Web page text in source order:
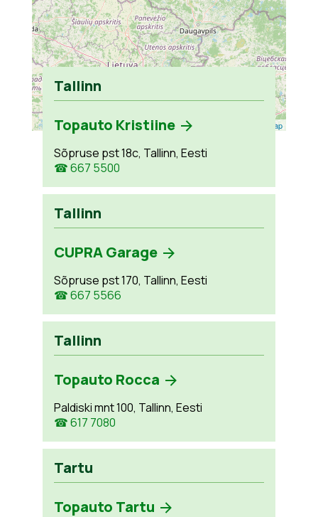
Leaflet OpenStreetMap
Tallinn
Topauto Kristiine
Sõpruse pst 18c, Tallinn, Eesti
☎ 667 5500
Tallinn
CUPRA Garage
Sõpruse pst 170, Tallinn, Eesti
☎ 667 5566
Tallinn
Topauto Rocca
Paldiski mnt 100, Tallinn, Eesti
☎ 617 7080
Tartu
Topauto Tartu